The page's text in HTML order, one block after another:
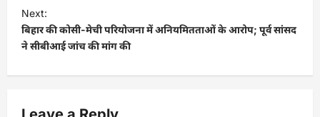
t
n
a
v
Next:
बिहार की कोसी-मेची परियोजना में अनियमितताओं के आरोप; पूर्व सांसद
ने सीबीआई जांच की मांग की